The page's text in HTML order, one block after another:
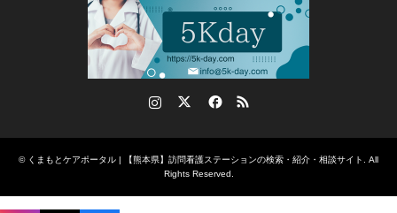
RSS
© くまもとケアポータル | 【熊本県】訪問看護ステーションの検索・紹介・相談サイト. All
Rights Reserved.